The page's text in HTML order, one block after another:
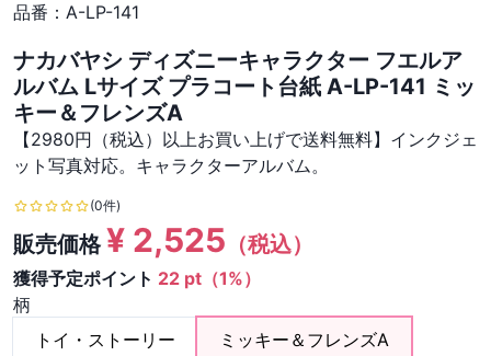
品番： A-LP-141
ナカバヤシ ディズニーキャラクター フエルア
ルバム Lサイズ プラコート台紙 A-LP-141 ミッ
キー＆フレンズA
【2980円（税込）以上お買い上げで送料無料】インクジェ
ット写真対応。キャラクターアルバム。
(0件)
販売価格¥ 2,525 （税込）
獲得予定ポイント 22 pt（1%）
柄
トイ・ストーリー
ミッキー＆フレンズA